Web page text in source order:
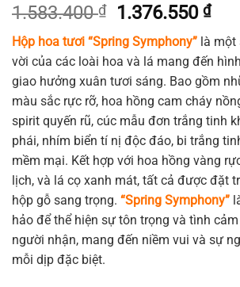
1.583.400₫
Giá
gốc
là:
1.583.400 ₫.
1.376.550₫Giá
hiện
tại
là:
Hộp hoa tươi “Spring Symphony” là
vời của các loài hoa và lá mang đến
giao hưởng xuân tươi sáng. Bao gồm
màu sắc rực rỡ, hoa hồng cam cháy
spirit quyến rũ, cúc mẫu đơn trắng tinh
phái, nhím biển tí nị độc đáo, bi trắng
mềm mại. Kết hợp với hoa hồng vàng
lịch, và lá cọ xanh mát, tất cả được đặt
hộp gỗ sang trọng. “Spring Symphony”
hảo để thể hiện sự tôn trọng và tình
người nhận, mang đến niềm vui và sự
mỗi dịp đặc biệt.